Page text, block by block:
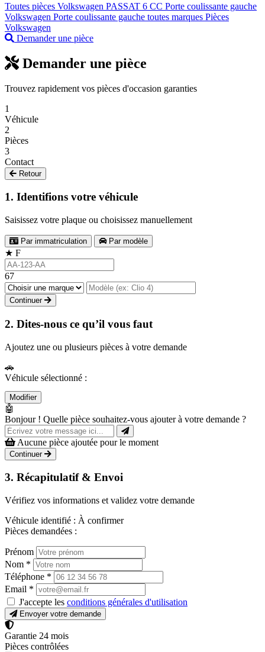
Toutes pièces Volkswagen PASSAT 6 CC Porte coulissante gauche
Volkswagen Porte coulissante gauche toutes marques Pièces
Volkswagen
Demander une pièce
Demander une pièce
Trouvez rapidement vos pièces d'occasion garanties
1
Véhicule
2
Pièces
3
Contact
Retour
1. Identifions votre véhicule
Saisissez votre plaque ou choisissez manuellement
Par immatriculation Par modèle
★ F
67
Continuer
2. Dites-nous ce qu’il vous faut
Ajoutez une ou plusieurs pièces à votre demande
🚗
Véhicule sélectionné :
Modifier
🤖
Bonjour ! Quelle pièce souhaitez-vous ajouter à votre demande ?
Aucune pièce ajoutée pour le moment
Continuer
3. Récapitulatif & Envoi
Vérifiez vos informations et validez votre demande
Véhicule identifié : À confirmer
Pièces demandées :
Prénom
Nom *
Téléphone *
Email *
J'accepte les conditions générales d'utilisation
Envoyer votre demande
Garantie 24 mois
Pièces contrôlées